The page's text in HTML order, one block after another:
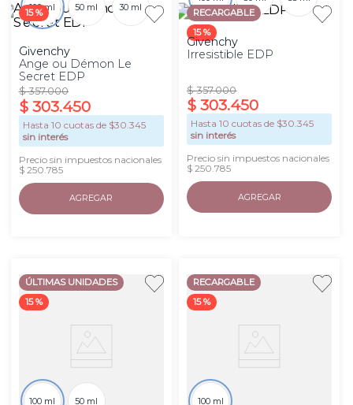
15 %
100 ml 50 ml 30 ml
Givenchy
Ange ou Démon Le
Secret EDP
$ 357.000
$ 303.450
Hasta 10 cuotas de $30.345
sin interés
Precio sin impuestos nacionales
$ 250.785
AGREGAR
RECARGABLE
15 %
Givenchy
Irresistible EDP
$ 357.000
$ 303.450
Hasta10 cuotas de $30.345
sin interés
Precio sin impuestos nacionales
$ 250.785
AGREGAR
ÚLTIMAS UNIDADES
15 %
100 ml 50 ml
RECARGABLE
15 %
100 ml